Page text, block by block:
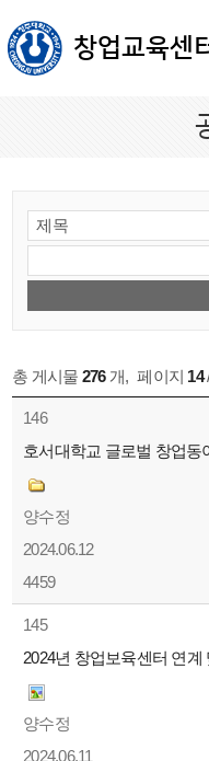
창업교육센
총 게시물 276개, 페이지 14
146
호서대학교 글로벌 창업동
양수정
2024.06.12
4459
145
2024년 창업보육센터 연
양수정
2024.06.11